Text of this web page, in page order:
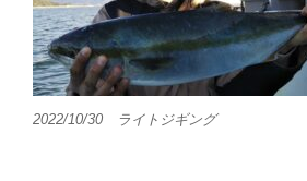
2022/10/30 ライトジギング